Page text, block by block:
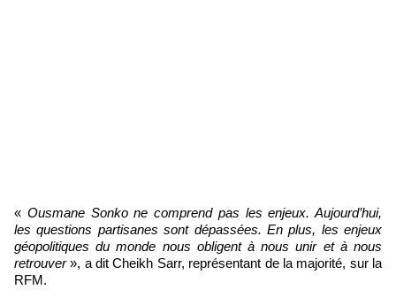
« Ousmane Sonko ne comprend pas les enjeux. Aujourd’hui,
les questions partisanes sont dépassées. En plus, les enjeux
géopolitiques du monde nous obligent à nous unir et à nous
retrouver», a dit Cheikh Sarr, représentant de la majorité, sur la
RFM.